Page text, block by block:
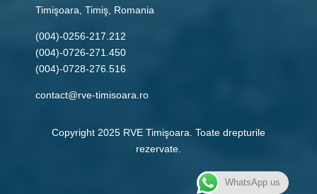
Timişoara, Timiş, Romania
(004)-0256-217.212
(004)-0726-271.450
(004)-0728-276.516
contact@rve-timisoara.ro
Copyright 2025 RVE Timişoara. Toate drepturile
rezervate.
WhatsApp us